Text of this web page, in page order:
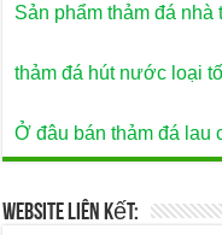
Sản phẩm thảm đá nhà
thảm đá hút nước loại
Ở đâu bán thảm đá lau
Website Liên Kết: